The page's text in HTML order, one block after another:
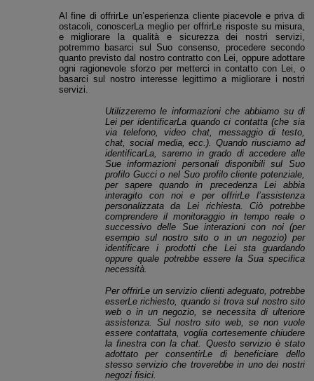
Al fine di offrirLe un’esperienza cliente piacevole e priva di
ostacoli, conoscerLa meglio per offrirLe risposte su misura,
e migliorare la qualità e sicurezza dei nostri servizi,
potremmo basarci sul Suo consenso, procedere secondo
quanto previsto dal nostro contratto con Lei, oppure adottare
ogni ragionevole sforzo per metterci in contatto con Lei, o
basarci sul nostro interesse legittimo a migliorare i nostri
servizi.
Utilizzeremo le informazioni che abbiamo su di
Lei per identificarLa quando ci contatta (che sia
via telefono, video chat, messaggio di testo,
chat, social media, ecc.). Quando riusciamo ad
identificarLa, saremo in grado di accedere alle
Sue informazioni personali disponibili sul Suo
profilo Gucci o nel Suo profilo cliente potenziale,
per sapere quando in precedenza Lei abbia
interagito con noi e per offrirLe l’assistenza
personalizzata da Lei richiesta. Ciò potrebbe
comprendere il monitoraggio in tempo reale o
successivo delle Sue interazioni con noi (per
esempio sul nostro sito o in un negozio) per
identificare i prodotti che Lei sta guardando
oppure quale potrebbe essere la Sua specifica
necessità.
Per offrirLe un servizio clienti adeguato, potrebbe
esserLe richiesto, quando si trova sul nostro sito
web o in un negozio, se necessita di ulteriore
assistenza. Sul nostro sito web, se non vuole
essere contattata, voglia cortesemente chiudere
la finestra con la chat. Questo servizio è stato
adottato per consentirLe di beneficiare dello
stesso servizio che troverebbe in uno dei nostri
negozi fisici.